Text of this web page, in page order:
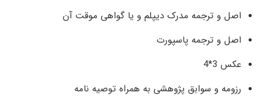
اصل و ترجمه مدرک دیپلم و یا گواهی موقت آن
اصل و ترجمه پاسپورت
عکس 3*4
رزومه و سوابق پژوهشی به همراه توصیه نامه